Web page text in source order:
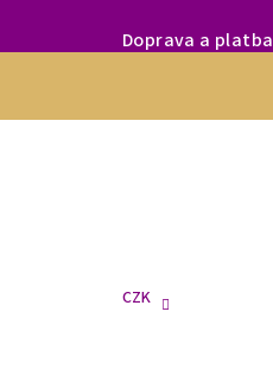
Doprava a platba
CZK